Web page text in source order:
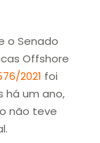
o Senado
Offshore
2021 foi
há um ano,
não teve